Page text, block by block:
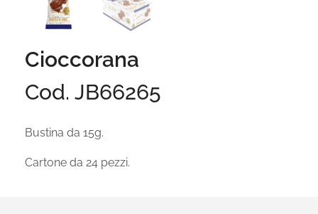
Cioccorana
Cod. JB66265
Bustina da 15g.
Cartone da 24 pezzi.